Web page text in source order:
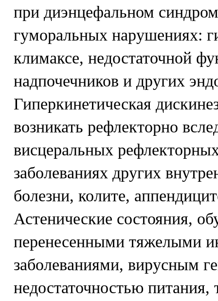
при диэнцефальном
гуморальных нарушениях:
климаксе, недостаточной
надпочечников и других
Гиперкинетическая
возникать рефлекторно
висцеральных
заболеваниях других
болезни, колите,
Астенические состояния,
перенесенными тяжелыми
заболеваниями, вирусным
недостаточностью